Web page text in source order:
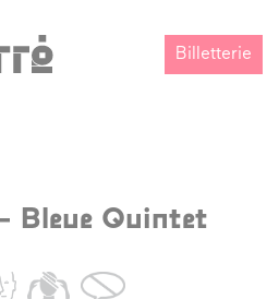
Billetterie
Bleue Quintet